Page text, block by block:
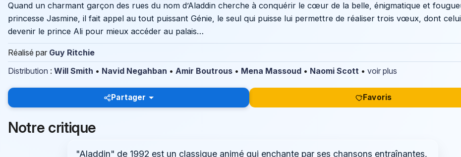
Quand un charmant garçon des rues du nom d’Aladdin cherche à conquérir le cœur de la belle, énigmatique et
princesse Jasmine, il fait appel au tout puissant Génie, le seul qui puisse lui permettre de réaliser trois vœux, dont
devenir le prince Ali pour mieux accéder au palais…
Réalisé par Guy Ritchie
Distribution : Will Smith • Navid Negahban • Amir Boutrous • Mena Massoud • Naomi Scott • voir plus
Partager Favoris
Notre critique
"Aladdin" de 1992 est un classique animé qui enchante par ses chansons entraînantes,